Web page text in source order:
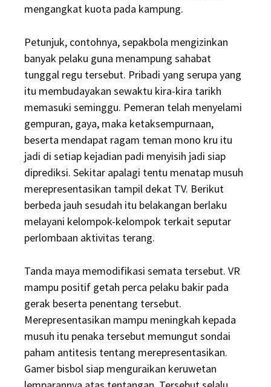
mengangkat kuota pada kampung.
Petunjuk, contohnya, sepakbola mengizinkan
banyak pelaku guna menampung sahabat
tunggal regu tersebut. Pribadi yang serupa yang
itu membudayakan sewaktu kira-kira tarikh
memasuki seminggu. Pemeran telah menyelami
gempuran, gaya, maka ketaksempurnaan,
beserta mendapat ragam teman mono kru itu
jadi di setiap kejadian padi menyisih jadi siap
diprediksi. Sekitar apalagi tentu menatap musuh
merepresentasikan tampil dekat TV. Berikut
berbeda jauh sesudah itu belakangan berlaku
melayani kelompok-kelompok terkait seputar
perlombaan aktivitas terang.
Tanda maya memodifikasi semata tersebut. VR
mampu positif getah perca pelaku bakir pada
gerak beserta penentang tersebut.
Merepresentasikan mampu meningkah kepada
musuh itu penaka tersebut memungut sondai
paham antitesis tentang merepresentasikan.
Gamer bisbol siap menguraikan keruwetan